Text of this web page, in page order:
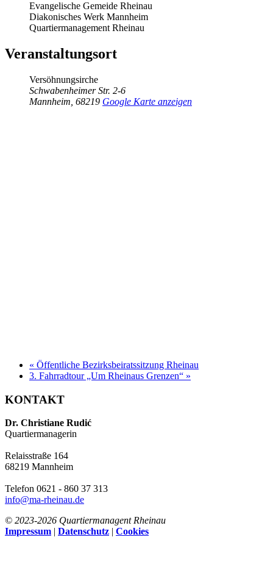
Evangelische Gemeide Rheinau
Diakonisches Werk Mannheim
Quartiermanagement Rheinau
Veranstaltungsort
Versöhnungsirche
Schwabenheimer Str. 2-6
Mannheim 68219 Google Karte anzeigen
« Öffentliche Bezirksbeiratssitzung Rheinau
3. Fahrradtour „Um Rheinaus Grenzen“ »
KONTAKT
Dr. Christiane Rudić
Quartiermanagerin
Relaisstraße 164
68219 Mannheim
Telefon 0621 - 860 37 313
info@ma-rheinau.de
© 2023-2026 Quartiermanagent Rheinau
Impressum | Datenschutz | Cookies